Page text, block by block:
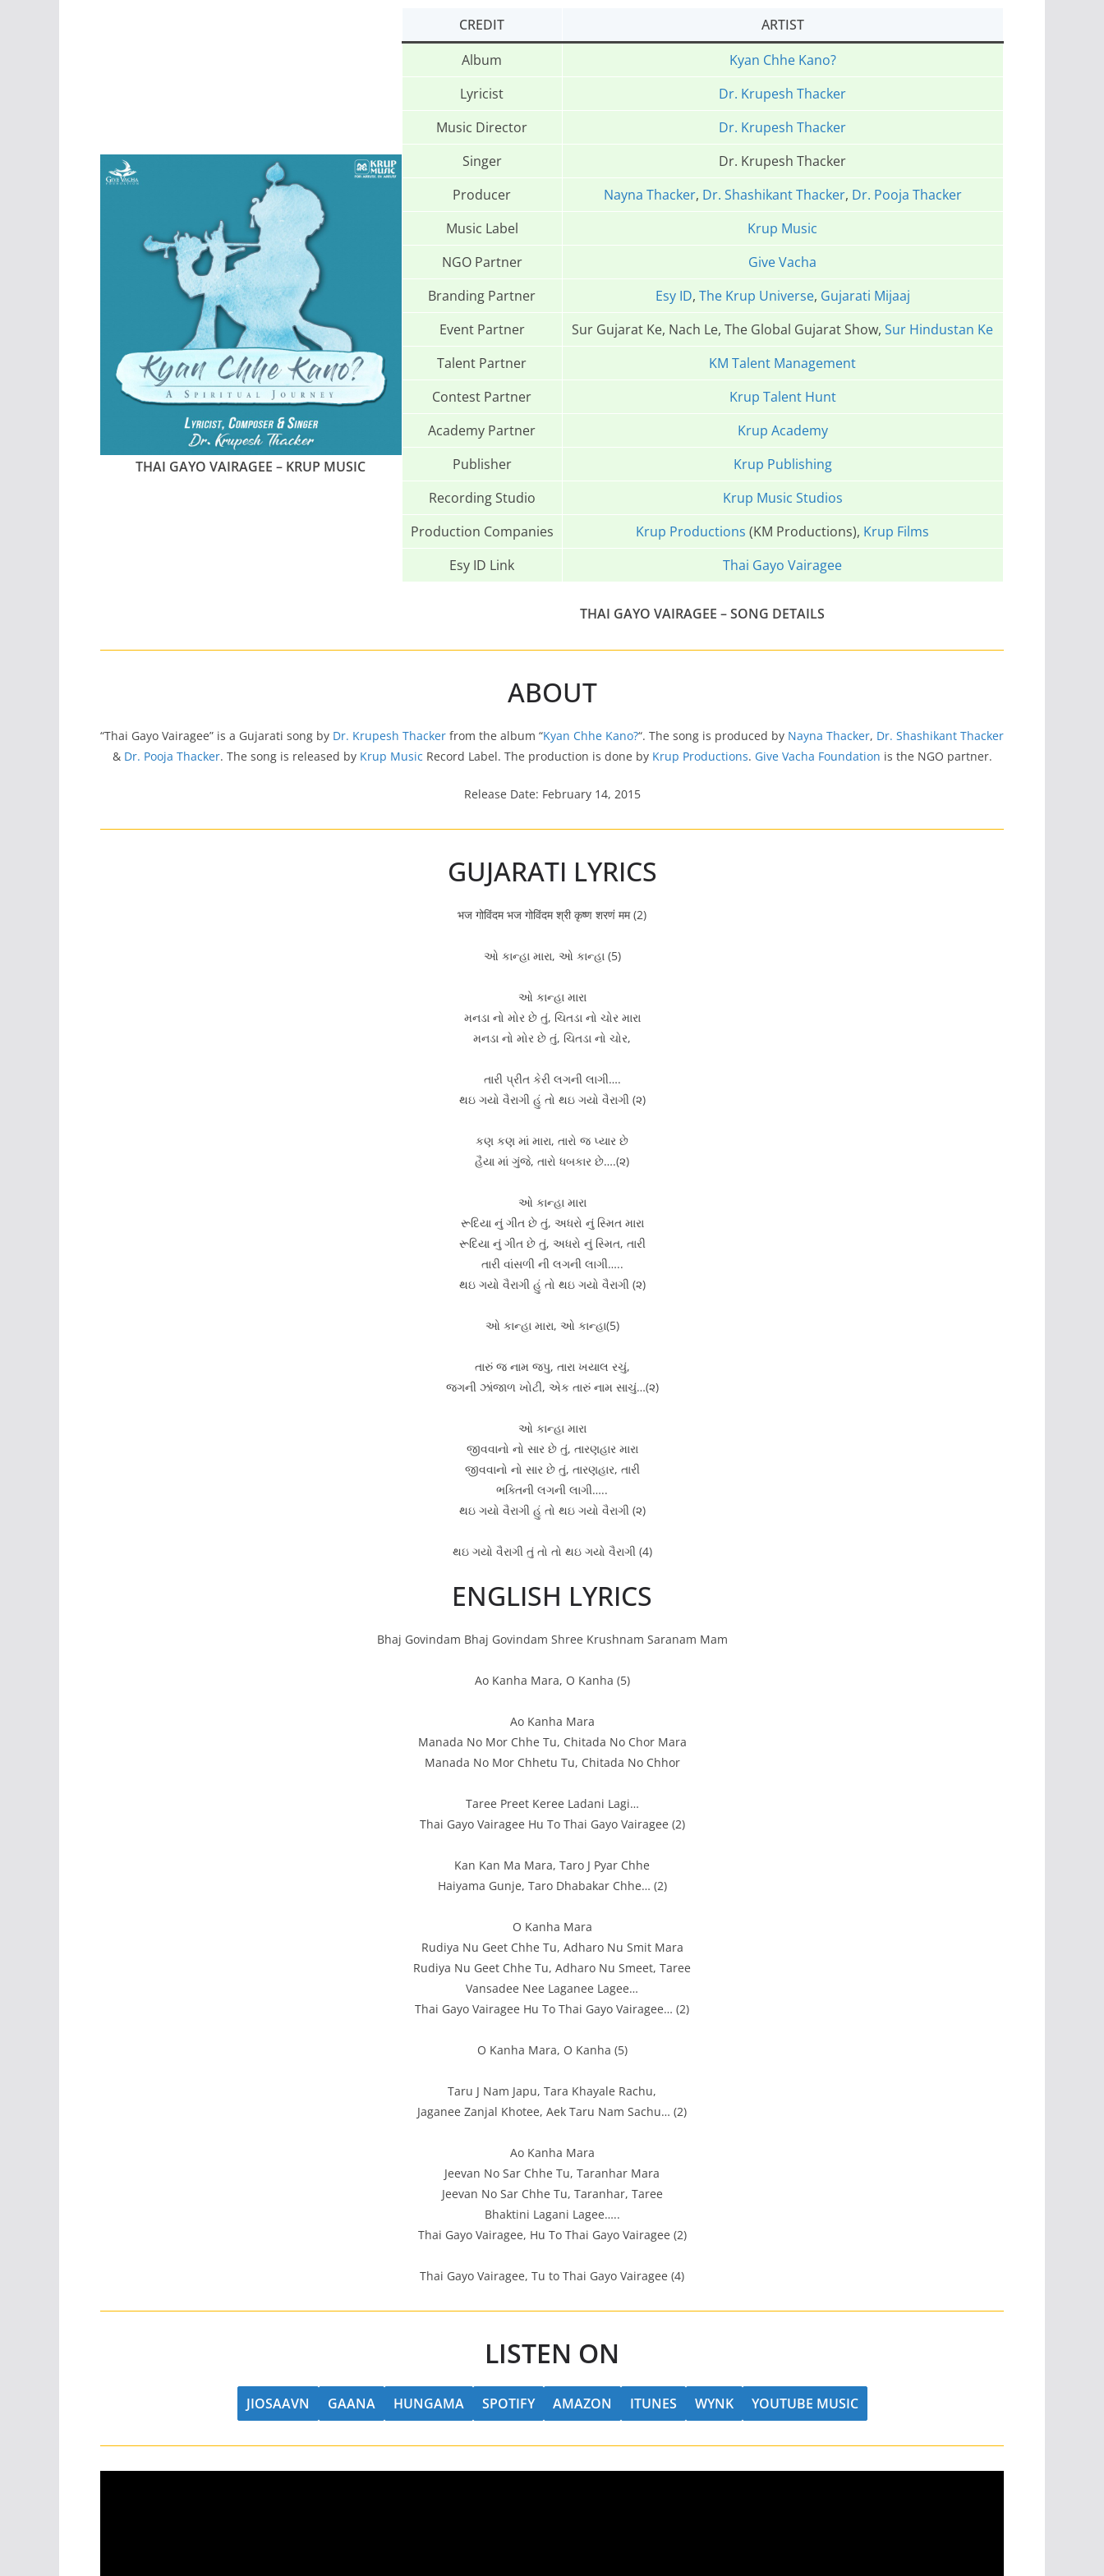
THAI GAYO VAIRAGEE – KRUP MUSIC
CREDIT
ARTIST
Album
Kyan Chhe Kano?
Lyricist
Dr. Krupesh Thacker
Music Director
Dr. Krupesh Thacker
Singer
Dr. Krupesh Thacker
Producer
Nayna Thacker, Dr. Shashikant Thacker, Dr. Pooja Thacker
Music Label
Krup Music
NGO Partner
Give Vacha
Branding Partner
Esy ID, The Krup Universe, Gujarati Mijaaj
Event Partner
Sur Gujarat Ke, Nach Le, The Global Gujarat Show,Sur Hindustan Ke
Talent Partner
KM Talent Management
Contest Partner
Krup Talent Hunt
Academy Partner
Krup Academy
Publisher
Krup Publishing
Recording Studio
Krup Music Studios
Production Companies
Krup Productions (KM Productions), Krup Films
Esy ID Link
Thai Gayo Vairagee
THAI GAYO VAIRAGEE – SONG DETAILS
ABOUT
“Thai Gayo Vairagee” is a Gujarati song by Dr. Krupesh Thacker from the album “Kyan Chhe Kano?“. The song is produced by Nayna Thacker, Dr. Shashikant Thacker
& Dr. Pooja Thacker. The song is released by Krup Music Record Label. The production is done by Krup Productions. Give Vacha Foundation is the NGO partner.
Release Date: February 14, 2015
GUJARATI LYRICS
भज गोविंदम भज गोविंदम श्री कृष्ण शरणं मम (2)
ઓ કાન્હા મારા, ઓ કાન્હા (5)
ઓ કાન્હા મારા
મનડા નો મોર છે તું, ચિતડા નો ચોર મારા
મનડા નો મોર છે તું, ચિતડા નો ચોર,
તારી પ્રીત કેરી લગની લાગી….
થઇ ગયો વૈરાગી હું તો થઇ ગયો વૈરાગી (૨)
કણ કણ માં મારા, તારો જ પ્યાર છે
હૈયા માં ગુંજે, તારો ધબકાર છે….(૨)
ઓ કાન્હા મારા
રૂદિયા નું ગીત છે તું, અધરો નું સ્મિત મારા
રૂદિયા નું ગીત છે તું, અધરો નું સ્મિત, તારી
તારી વાંસળી ની લગની લાગી…..
થઇ ગયો વૈરાગી હું તો થઇ ગયો વૈરાગી (૨)
ઓ કાન્હા મારા, ઓ કાન્હા(5)
તારું જ નામ જપુ, તારા ખયાલ રચું,
જગની ઝાંજાળ ખોટી, એક તારું નામ સાચું…(૨)
ઓ કાન્હા મારા
જીવવાનો નો સાર છે તું, તારણહાર મારા
જીવવાનો નો સાર છે તું, તારણહાર, તારી
ભક્તિની લગની લાગી…..
થઇ ગયો વૈરાગી હું તો થઇ ગયો વૈરાગી (૨)
થઇ ગયો વૈરાગી તું તો તો થઇ ગયો વૈરાગી (4)
ENGLISH LYRICS
Bhaj Govindam Bhaj Govindam Shree Krushnam Saranam Mam
Ao Kanha Mara, O Kanha (5)
Ao Kanha Mara
Manada No Mor Chhe Tu, Chitada No Chor Mara
Manada No Mor Chhetu Tu, Chitada No Chhor
Taree Preet Keree Ladani Lagi…
Thai Gayo Vairagee Hu To Thai Gayo Vairagee (2)
Kan Kan Ma Mara, Taro J Pyar Chhe
Haiyama Gunje, Taro Dhabakar Chhe… (2)
O Kanha Mara
Rudiya Nu Geet Chhe Tu, Adharo Nu Smit Mara
Rudiya Nu Geet Chhe Tu, Adharo Nu Smeet, Taree
Vansadee Nee Laganee Lagee…
Thai Gayo Vairagee Hu To Thai Gayo Vairagee… (2)
O Kanha Mara, O Kanha (5)
Taru J Nam Japu, Tara Khayale Rachu,
Jaganee Zanjal Khotee, Aek Taru Nam Sachu… (2)
Ao Kanha Mara
Jeevan No Sar Chhe Tu, Taranhar Mara
Jeevan No Sar Chhe Tu, Taranhar, Taree
Bhaktini Lagani Lagee…..
Thai Gayo Vairagee, Hu To Thai Gayo Vairagee (2)
Thai Gayo Vairagee, Tu to Thai Gayo Vairagee (4)
LISTEN ON
JIOSAAVN GAANA HUNGAMA SPOTIFY AMAZON ITUNES WYNK YOUTUBE MUSIC